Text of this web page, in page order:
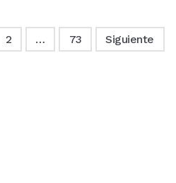
2 … 73 Siguiente